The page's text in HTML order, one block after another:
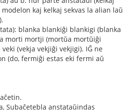
kaj kelkaj sekvas la alian laŭ
blanka blankiĝi blankigi (blanka
morti mortji (mortŭa mortŭiĝi
(vekja vekjiĝi vekjigi). IĜ ne
(do, fermiĝi estas eki fermi aŭ
Subaĉetebla anstataŭindas